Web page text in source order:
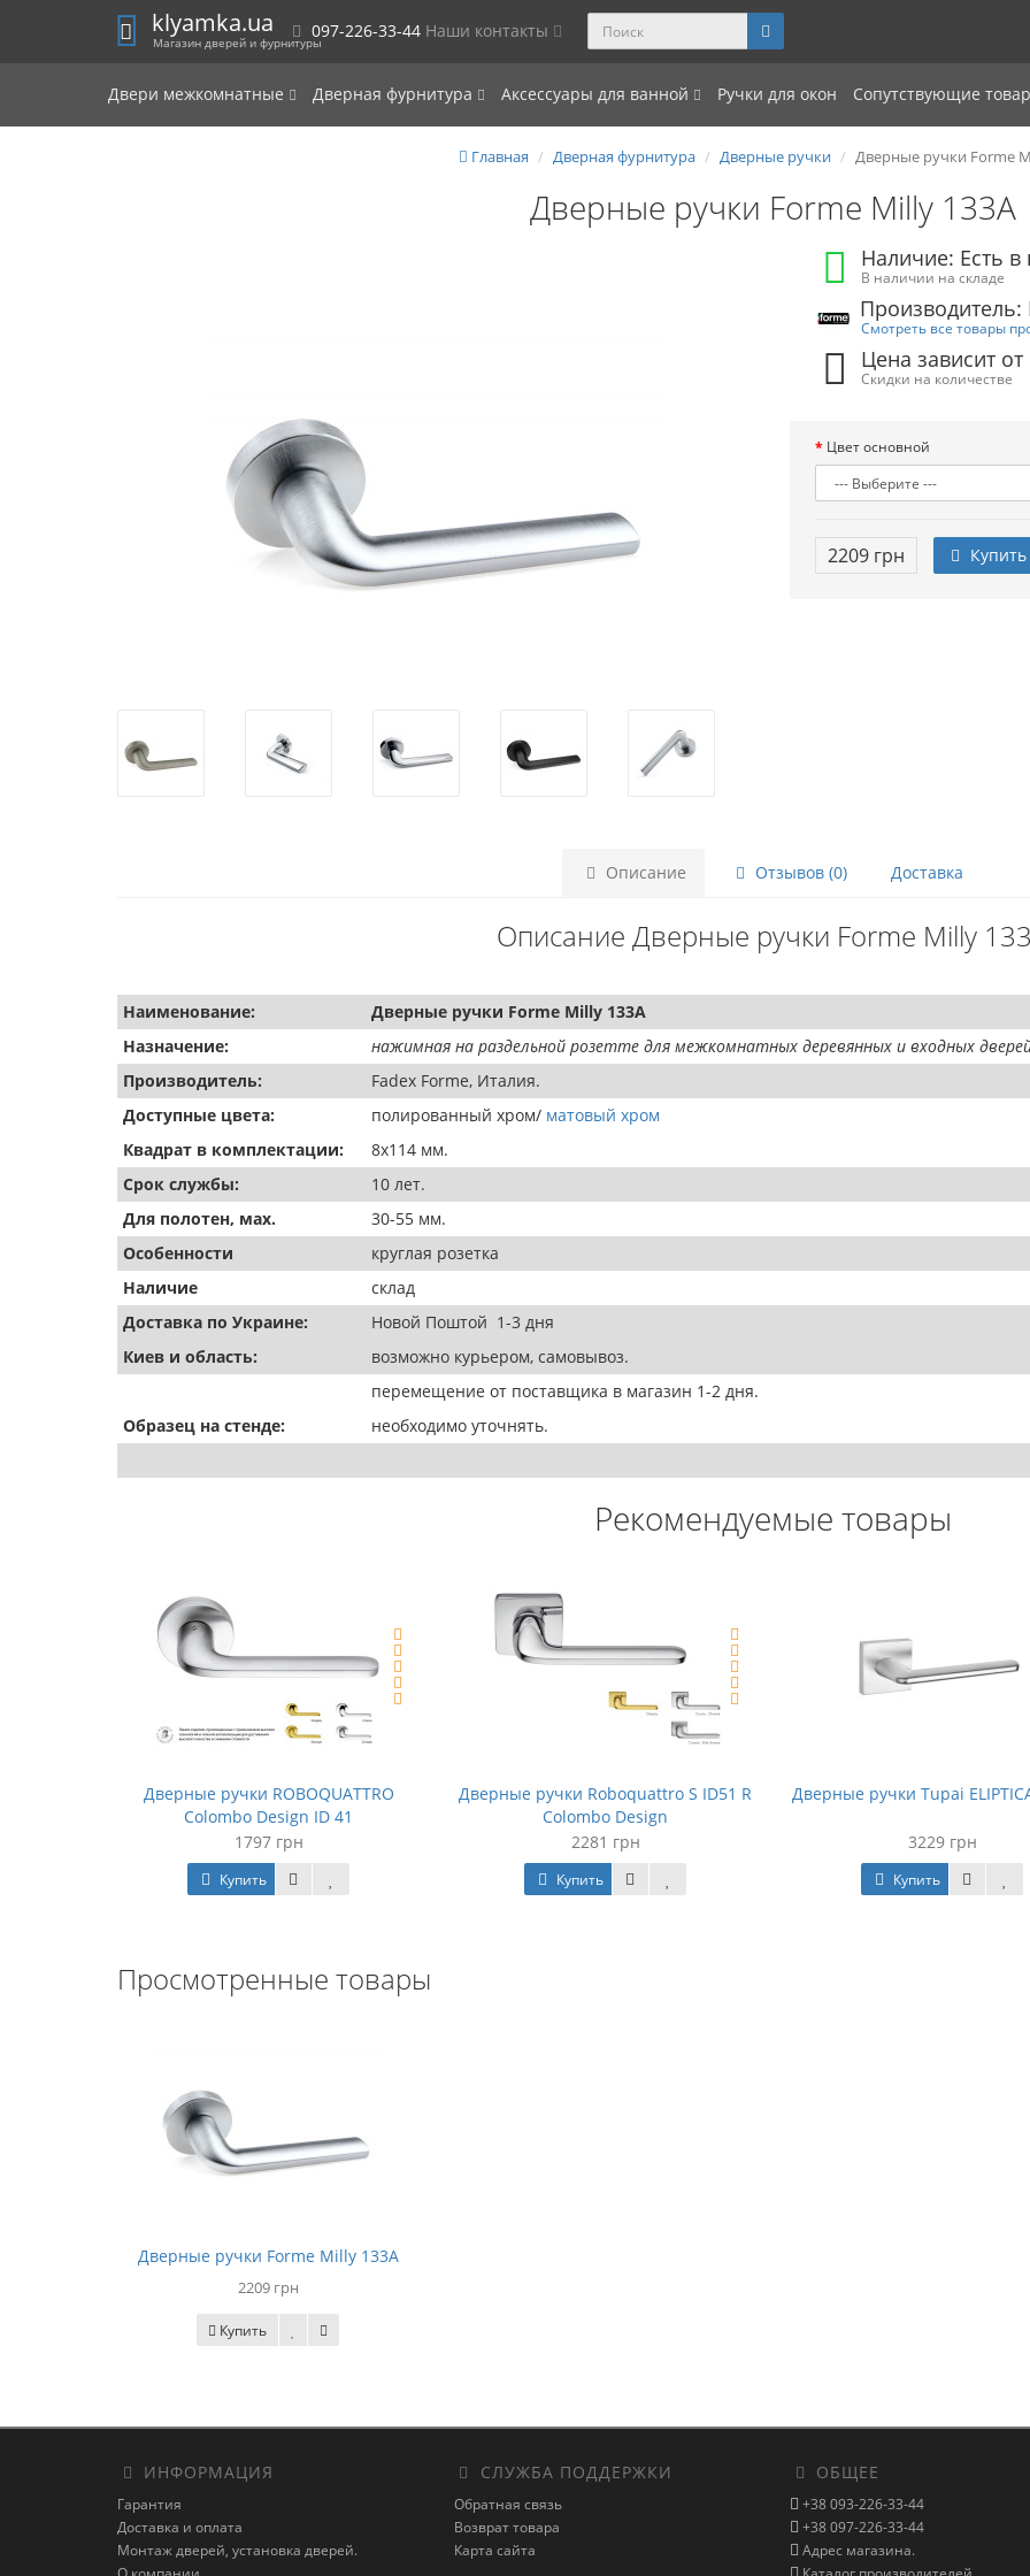
klyamka.ua
Магазин дверей и фурнитуры
097-226-33-44 Наши контакты
Двери межкомнатные Дверная фурнитура Аксессуары для ванной Ручки для окон Сопутствующие
Главная Дверная фурнитура Дверные ручки Дверные ручки Forme
Дверные ручки Forme Milly 133A
Наличие: Есть в
В наличии на складе
Производитель:
Смотреть все товары
Цена зависит
Скидки на количестве
Цвет основной
2209 грн Купить
Описание Отзывов (0) Доставка
Описание Дверные ручки Forme Milly
Наименование:
Дверные ручки Forme Milly 133A
Назначение:
нажимная на раздельной розетте для межкомнатных деревянных и входных
Производитель:
Fadex Forme, Италия.
Доступные цвета:
полированный хром/ матовый хром
Квадрат в комплектации:
8х114 мм.
Срок службы:
10 лет.
Для полотен, мах.
30-55 мм.
Особенности
круглая розетка
Наличие
склад
Доставка по Украине:
Новой Поштой 1-3 дня
Киев и область:
возможно курьером, самовывоз.
перемещение от поставщика в магазин 1-2 дня.
Образец на стенде:
необходимо уточнять.
Рекомендуемые товары
Дверные ручки ROBOQUATTRO
Colombo Design ID 41
1797 грн
Купить
Дверные ручки Roboquattro S ID51 R
Colombo Design
2281 грн
Купить
Дверные ручки Tupai
3229 грн
Купить
Просмотренные товары
Дверные ручки Forme Milly 133A
2209 грн
Купить
ИНФОРМАЦИЯ
Гарантия
Доставка и оплата
Монтаж дверей, установка дверей.
СЛУЖБА ПОДДЕРЖКИ
Обратная связь
Возврат товара
Карта сайта
ОБЩЕЕ
+38 093-226-33-44
+38 097-226-33-44
Адрес магазина.